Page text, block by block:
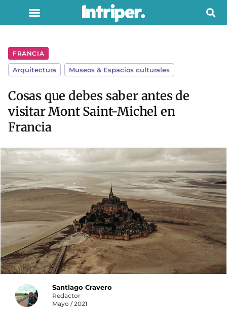
FRANCIA
Arquitectura Museos & Espacios culturales
Cosas que debes saber antes de
visitar Mont Saint-Michel en
Francia
Santiago Cravero
Redactor
Mayo / 2021